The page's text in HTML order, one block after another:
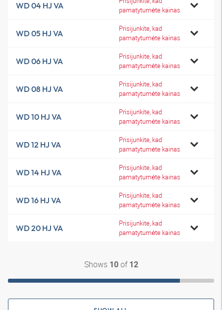
WD 04 HJ VA
pamatytumėte kainas
WD 05 HJ VA
Prisijunkite, kad
pamatytumėte kainas
WD 06 HJ VA
Prisijunkite, kad
pamatytumėte kainas
WD 08 HJ VA
Prisijunkite, kad
pamatytumėte kainas
WD 10 HJ VA
Prisijunkite, kad
pamatytumėte kainas
WD 12 HJ VA
Prisijunkite, kad
pamatytumėte kainas
WD 14 HJ VA
Prisijunkite, kad
pamatytumėte kainas
WD 16 HJ VA
Prisijunkite, kad
pamatytumėte kainas
WD 20 HJ VA
Prisijunkite, kad
pamatytumėte kainas
Shows 10of 12